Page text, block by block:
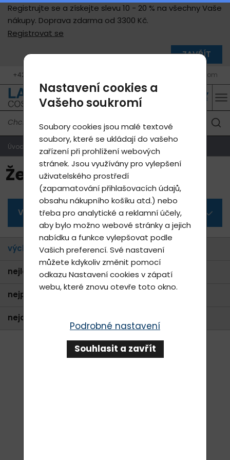
Registrujte se a získejte slevu 10 - 20 % na všechny Vaše
nákupy. Doprava zdarma od 3300 Kč.
Registrovat se
ZAVŘÍT
+420 777 05 46 46 (10 - 17 h, Po - Pá) info@lavycosmetics.com
Úvodní strana Produkty e-shop Ženské p.
Ženské p.
výchozí
nejlevnější
nejprodávanější
nejdražší
Všechny kategorie
Nastavení cookies a
Vašeho soukromí
Soubory cookies jsou malé textové
soubory, které se ukládají do vašeho
zařízení při prohlížení webových
stránek. Jsou využívány pro vylepšení
uživatelského prostředí
(zapamatování přihlašovacích údajů,
obsahu nákupního košíku atd.) nebo
třeba pro analytické a reklamní účely,
aby bylo možno webové stránky a jejich
nabídku a funkce vylepšovat podle
Vašich preferencí. Své nastavení
můžete kdykoliv změnit pomocí
odkazu Nastavení cookies v zápatí
webu, které znovu otevře toto okno.
Podrobné nastavení
Souhlasit a zavřít